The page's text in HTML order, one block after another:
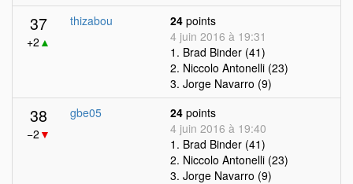
37
+2 ▲
thizabou 24 points
4 juin 2016 à 19:31
1. Brad Binder (41)
2. Niccolo Antonelli (23)
3. Jorge Navarro (9)
38
−2 ▼
gbe05 24 points
4 juin 2016 à 19:40
1. Brad Binder (41)
2. Niccolo Antonelli (23)
3. Jorge Navarro (9)